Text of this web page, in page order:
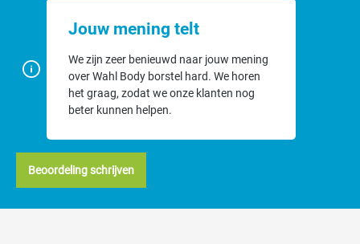
Jouw mening telt
We zijn zeer benieuwd naar jouw mening
over Wahl Body borstel hard. We horen
het graag, zodat we onze klanten nog
beter kunnen helpen.
Beoordeling schrijven